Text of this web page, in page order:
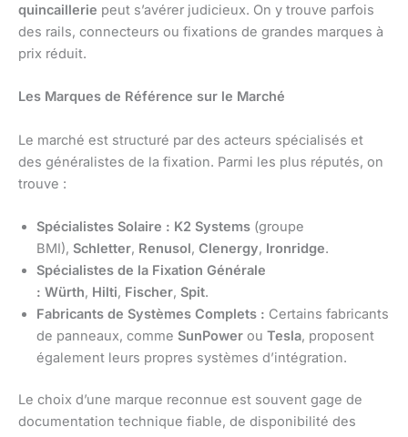
quincaillerie peut s’avérer judicieux. On y trouve parfois
des rails, connecteurs ou fixations de grandes marques à
prix réduit.
Les Marques de Référence sur le Marché
Le marché est structuré par des acteurs spécialisés et
des généralistes de la fixation. Parmi les plus réputés, on
trouve :
Spécialistes Solaire : K2 Systems (groupe
BMI), Schletter, Renusol, Clenergy, Ironridge.
Spécialistes de la Fixation Générale
: Würth, Hilti, Fischer, Spit.
Fabricants de Systèmes Complets : Certains fabricants
de panneaux, comme SunPower ou Tesla, proposent
également leurs propres systèmes d’intégration.
Le choix d’une marque reconnue est souvent gage de
documentation technique fiable, de disponibilité des